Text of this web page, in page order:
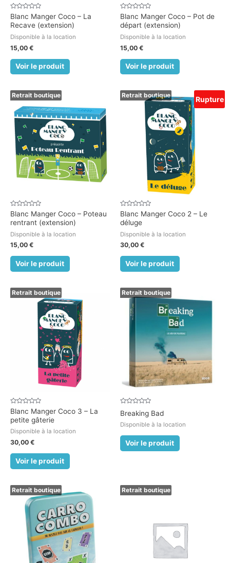
Note
0
sur
Blanc Manger Coco – La
Recave (extension)
Disponible à la location
15,00 €
Voir le produit
Note
0
sur
Blanc Manger Coco – Pot de
départ (extension)
Disponible à la location
15,00 €
Voir le produit
Retrait boutique
Note
0
sur
Blanc Manger Coco – Poteau
rentrant (extension)
Disponible à la location
15,00 €
Voir le produit
Retrait boutique Rupture
Note
0
sur
Blanc Manger Coco 2 – Le
déluge
Disponible à la location
30,00 €
Voir le produit
Retrait boutique
Note
0
sur
Blanc Manger Coco 3 – La
petite gâterie
Disponible à la location
30,00 €
Voir le produit
Retrait boutique
Note
0
sur
5
Breaking Bad
Disponible à la location
Voir le produit
Retrait boutique Retrait boutique